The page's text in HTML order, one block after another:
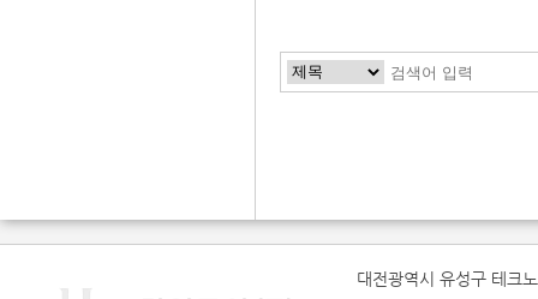
대전광역시 유성구 테크